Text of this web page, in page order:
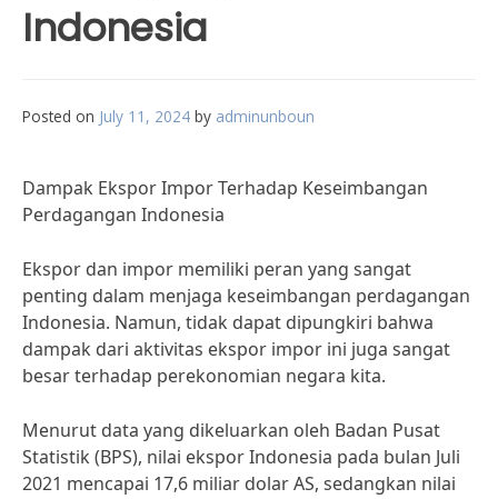
Indonesia
Posted on July 11, 2024 by adminunboun
Dampak Ekspor Impor Terhadap Keseimbangan
Perdagangan Indonesia
Ekspor dan impor memiliki peran yang sangat
penting dalam menjaga keseimbangan perdagangan
Indonesia. Namun, tidak dapat dipungkiri bahwa
dampak dari aktivitas ekspor impor ini juga sangat
besar terhadap perekonomian negara kita.
Menurut data yang dikeluarkan oleh Badan Pusat
Statistik (BPS), nilai ekspor Indonesia pada bulan Juli
2021 mencapai 17,6 miliar dolar AS, sedangkan nilai